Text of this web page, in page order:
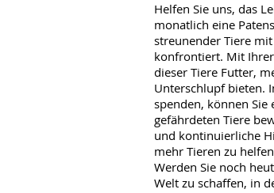
Helfen Sie uns, das
monatlich eine
streunender Tiere
konfrontiert. Mit
dieser Tiere Futter,
Unterschlupf bieten.
spenden, können
gefährdeten Tiere
und kontinuierliche
mehr Tieren zu
Werden Sie noch
Welt zu schaffen, in